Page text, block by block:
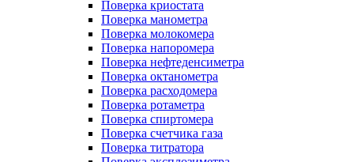
Поверка криостата
Поверка манометра
Поверка молокомера
Поверка напоромера
Поверка нефтеденсиметра
Поверка октанометра
Поверка расходомера
Поверка ротаметра
Поверка спиртомера
Поверка счетчика газа
Поверка титратора